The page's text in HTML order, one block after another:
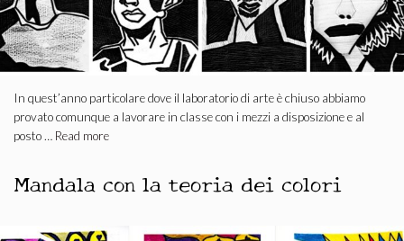
In quest’anno particolare dove il laboratorio di arte è chiuso abbiamo
provato comunque a lavorare in classe con i mezzi a disposizione e al
posto … Read more
Mandala con la teoria dei colori